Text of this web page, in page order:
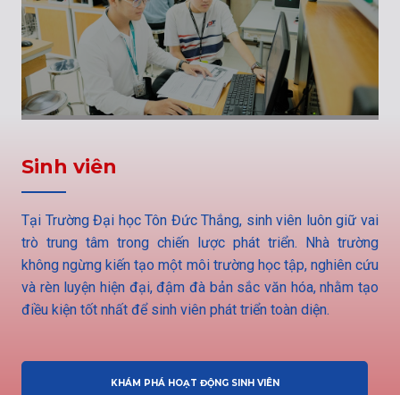
Sinh viên
Tại Trường Đại học Tôn Đức Thắng, sinh viên luôn giữ vai
trò trung tâm trong chiến lược phát triển. Nhà trường
không ngừng kiến tạo một môi trường học tập, nghiên cứu
và rèn luyện hiện đại, đậm đà bản sắc văn hóa, nhằm tạo
điều kiện tốt nhất để sinh viên phát triển toàn diện.
KHÁM PHÁ HOẠT ĐỘNG SINH VIÊN